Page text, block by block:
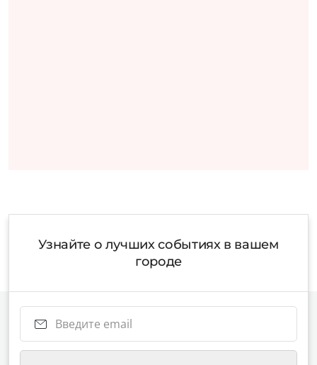
Узнайте о лучших событиях в вашем
городе